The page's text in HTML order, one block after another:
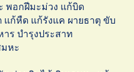
พอกฝีมะม่วง แก้บิด
ก้หืด แก้รังแค ผายธาตุ ขับ
าร บำรุงประสาท
มหะ